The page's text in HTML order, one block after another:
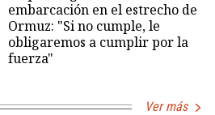
embarcación en el estrecho de
Ormuz: "Si no cumple, le
obligaremos a cumplir por la
fuerza"
Ver más